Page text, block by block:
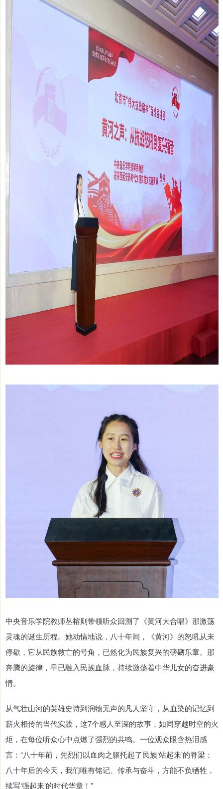
中央音乐学院教师丛榕则带领听众回溯了《黄河大合唱》那激荡
灵魂的诞生历程。她动情地说，八十年间，《黄河》的怒吼从未
停歇，它从民族救亡的号角，已然化为民族复兴的磅礴乐章。那
奔腾的旋律，早已融入民族血脉，持续激荡着中华儿女的奋进豪
情。
从气壮山河的英雄史诗到润物无声的凡人坚守，从血染的记忆到
薪火相传的当代实践，这7个感人至深的故事，如同穿越时空的火
炬，在每位听众心中点燃了强烈的共鸣。一位观众眼含热泪感
言：“八十年前，先烈们以血肉之躯托起了民族‘站起来’的脊梁；
八十年后的今天，我们唯有铭记、传承与奋斗，方能不负牺牲，
续写‘强起来’的时代华章！”